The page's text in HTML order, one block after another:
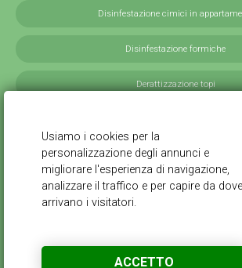
ACCETTO
Disinfestazione cimici in
Disinfestazione formiche
Derattizzazione topi
Disinfestazione blatte germaniche in
Servizi antilarvali, adulticidi
Disinfestazione da cimici verdi